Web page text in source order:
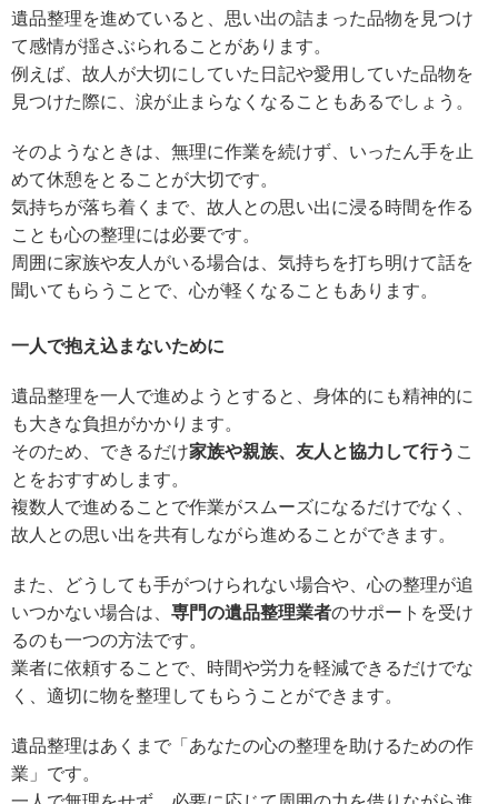
遺品整理を進めていると、思い出の詰まった品物を見つけ
て感情が揺さぶられることがあります。
例えば、故人が大切にしていた日記や愛用していた品物を
見つけた際に、涙が止まらなくなることもあるでしょう。
そのようなときは、無理に作業を続けず、いったん手を止
めて休憩をとることが大切です。
気持ちが落ち着くまで、故人との思い出に浸る時間を作る
ことも心の整理には必要です。
周囲に家族や友人がいる場合は、気持ちを打ち明けて話を
聞いてもらうことで、心が軽くなることもあります。
一人で抱え込まないために
遺品整理を一人で進めようとすると、身体的にも精神的に
も大きな負担がかかります。
そのため、できるだけ家族や親族、友人と協力して行う こ
とをおすすめします。
複数人で進めることで作業がスムーズになるだけでなく、
故人との思い出を共有しながら進めることができます。
また、どうしても手がつけられない場合や、心の整理が追
いつかない場合は、 専門の遺品整理業者のサポートを受け
るのも一つの方法です。
業者に依頼することで、時間や労力を軽減できるだけでな
く、適切に物を整理してもらうことができます。
遺品整理はあくまで「あなたの心の整理を助けるための作
業」です。